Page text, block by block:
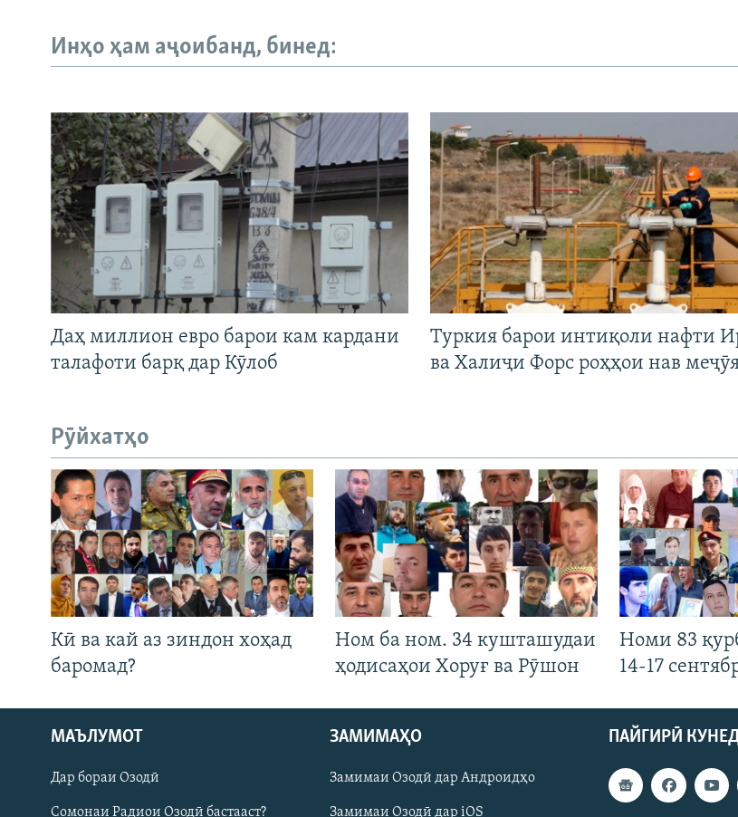
Русский
ПАЙГИРӢ КУНЕД
Инҳо ҳам аҷоибанд, бинед:
Даҳ миллион евро барои кам кардани
талафоти барқ дар Кӯлоб
Туркия барои интиқоли нафти
ва Халиҷи Форс роҳҳои нав
Рӯйхатҳо
Кӣ ва кай аз зиндон хоҳад
баромад?
Ном ба ном. 34 кушташудаи
ҳодисаҳои Хоруғ ва Рӯшон
Номи 83
14-17
ПАЙГИРӢ
МАЪЛУМОТ
Дар бораи Озодӣ
Сомонаи Радиои Озодӣ бастааст?
ЗАМИМАҲО
Замимаи Озодӣ дар Андроидҳо
Замимаи Озодӣ дар iOS